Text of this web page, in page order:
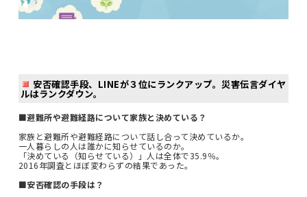
安否確認手段、LINEが３位にランクアップ。災害伝言ダイヤ
ルはランクダウン。
■避難所や避難経路について家族と決めている？
家族と避難所や避難経路について話し合って決めているか。
一人暮らしの人は誰かに知らせているのか。
「決めている（知らせている）」人は全体で35.9％。
2016年調査とほぼ変わらずの結果であった。
■安否確認の手段は？